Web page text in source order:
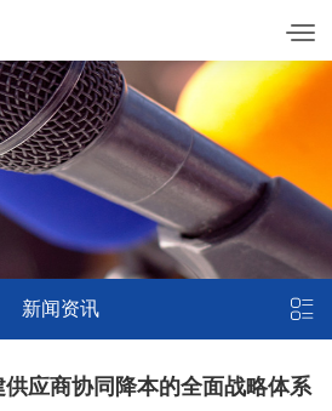
新闻资讯 
应商协同降本的全面战略体系